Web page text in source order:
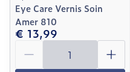
Eye Care Vernis Soin
Amer 810
€ 13,99
Aantal